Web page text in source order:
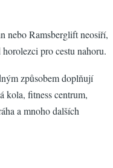
nebo Ramsberglift neosiří,
pro cestu nahoru.
způsobem doplňují
kola, fitness centrum,
a mnoho dalších